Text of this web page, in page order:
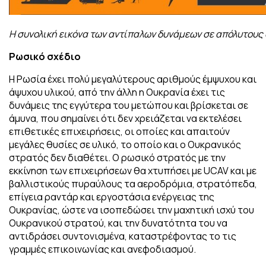
Η συνολική εικόνα των αντίπαλων δυνάμεων σε
Ρωσικό σχέδιο
Η Ρωσία έχει πολύ μεγαλύτερους αριθμούς έμψυχου και
άψυχου υλικού, από την άλλη η Ουκρανία έχει τις
δυνάμεις της εγγύτερα του μετώπου και βρίσκεται σε
άμυνα, που σημαίνει ότι δεν χρειάζεται να εκτελέσει
επιθετικές επιχειρήσεις, οι οποίες και απαιτούν
μεγάλες θυσίες σε υλικό, το οποίο και ο Ουκρανικός
στρατός δεν διαθέτει. Ο ρωσικό στρατός με την
εκκίνηση των επιχειρήσεων θα χτυπήσει με UCAV και με
βαλλιστικούς πυραύλους τα αεροδρόμια, στρατόπεδα,
επίγεια ραντάρ και εργοστάσια ενέργειας της
Ουκρανίας, ώστε να ισοπεδώσει την μαχητική ισχύ του
Ουκρανικού στρατού, και την δυνατότητα του να
αντιδράσει συντονισμένα, καταστρέφοντας το τις
γραμμές επικοινωνίας και ανεφοδιασμού.